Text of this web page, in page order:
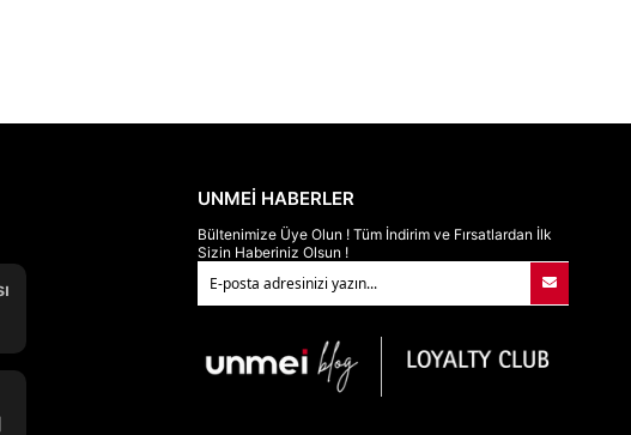
UNMEİ HABERLER
Bültenimize Üye Olun ! Tüm İndirim ve Fırsatlardan İlk
Sizin Haberiniz Olsun !